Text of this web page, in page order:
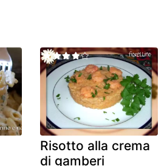
Risotto alla crema
di gamberi